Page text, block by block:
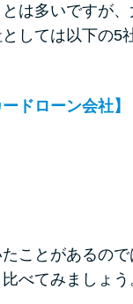
は？3つの判断
方法
プロミスの返済
説！ もっとも便
は多いですが
しては以下の5
ドローン会社】
ことがあるの
べてみましょう